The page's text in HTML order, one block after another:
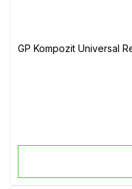
GP Kompozit Universal